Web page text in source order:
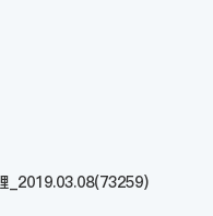
_2019.03.08(73259)